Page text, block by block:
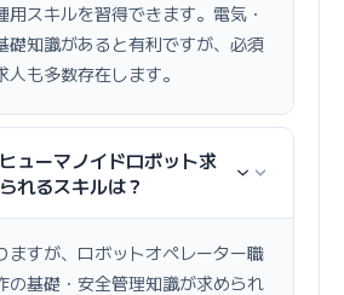
用スキルを習得できます。電気・
礎知識があると有利ですが、必須
人も多数存在します。
ューマノイドロボット求
れるスキルは？
ますが、ロボットオペレーター職
の基礎・安全管理知識が求められ